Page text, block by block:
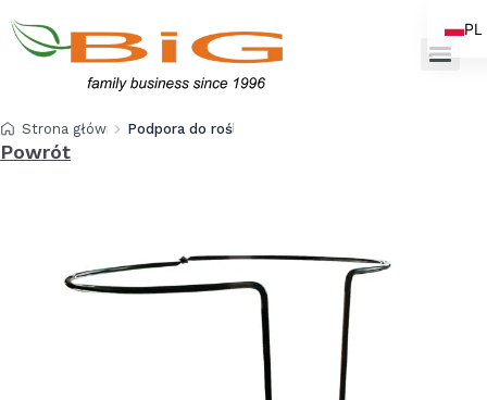
Strona główna Podpora do roślin obręcz wysokość 100 cm
Powrót
PL